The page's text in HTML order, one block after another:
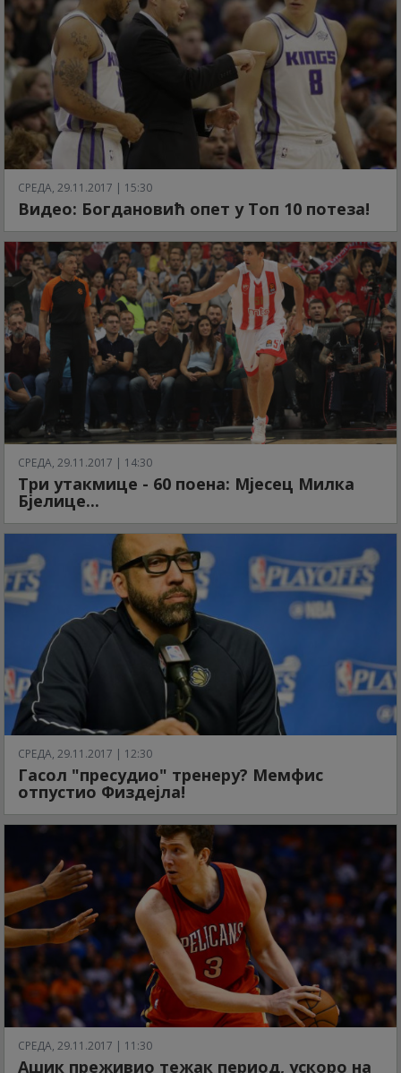
СРЕДА, 29.11.2017 | 15:30
Видео: Богдановић опет у Топ 10 потеза!
СРЕДА, 29.11.2017 | 14:30
Три утакмице - 60 поена: Мјесец Милка
Бјелице...
СРЕДА, 29.11.2017 | 12:30
Гасол "пресудио" тренеру? Мемфис
отпустио Физдејла!
СРЕДА, 29.11.2017 | 11:30
Ашик преживио тежак период, ускоро на